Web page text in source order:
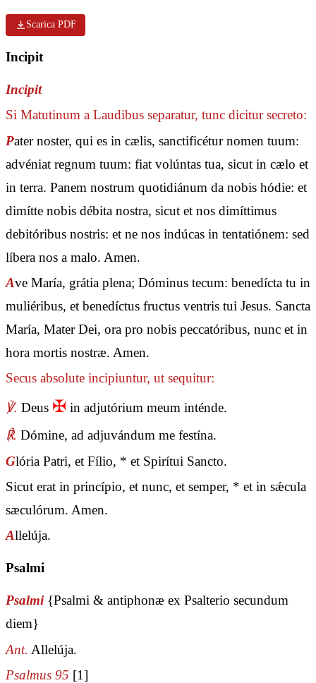
Scarica PDF
Incipit
Incipit
Si Matutinum a Laudibus separatur, tunc dicitur secreto:
Pater noster, qui es in cælis, sanctificétur nomen tuum:
advéniat regnum tuum: fiat volúntas tua, sicut in cælo et
in terra. Panem nostrum quotidiánum da nobis hódie: et
dimítte nobis débita nostra, sicut et nos dimíttimus
debitóribus nostris: et ne nos indúcas in tentatiónem: sed
líbera nos a malo. Amen.
Ave María, grátia plena; Dóminus tecum: benedícta tu in
muliéribus, et benedíctus fructus ventris tui Jesus. Sancta
María, Mater Dei, ora pro nobis peccatóribus, nunc et in
hora mortis nostræ. Amen.
Secus absolute incipiuntur, ut sequitur:
℣. Deus ✠ in adjutórium meum inténde.
℟. Dómine, ad adjuvándum me festína.
Glória Patri, et Fílio, * et Spirítui Sancto.
Sicut erat in princípio, et nunc, et semper, * et in sǽcula
sæculórum. Amen.
Allelúja.
Psalmi
Psalmi {Psalmi & antiphonæ ex Psalterio secundum
diem}
Ant. Allelúja.
Psalmus 95 [1]